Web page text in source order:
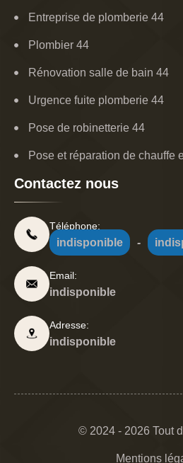
Entreprise de plomberie 44
Plombier 44
Rénovation salle de bain 44
Urgence fuite plomberie 44
Pose de robinetterie 44
Pose et réparation de chauffe
Contactez nous
Téléphone:
indisponible -
Email:
indisponible
Adresse:
indisponible
© 2024 - 2026 Tout
Mentions